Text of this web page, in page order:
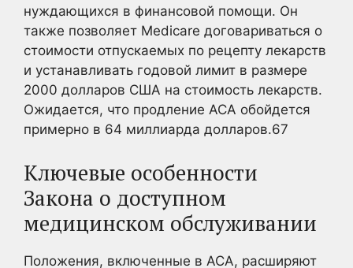
нуждающихся в финансовой помощи. Он
также позволяет Medicare договариваться о
стоимости отпускаемых по рецепту лекарств
и устанавливать годовой лимит в размере
2000 долларов США на стоимость лекарств.
Ожидается, что продление ACA обойдется
примерно в 64 миллиарда долларов.67
Ключевые особенности
Закона о доступном
медицинском обслуживании
Положения, включенные в ACA, расширяют